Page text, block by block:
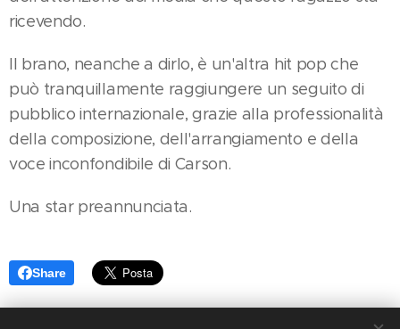
ricevendo.
Il brano, neanche a dirlo, è un'altra hit pop che
può tranquillamente raggiungere un seguito di
pubblico internazionale, grazie alla professionalità
della composizione, dell'arrangiamento e della
voce inconfondibile di Carson.
Una star preannunciata.
Share